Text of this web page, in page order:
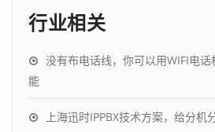
行业相关
没有布电话线，你可以用WIFI电
能
上海迅时IPPBX技术方案，给分机